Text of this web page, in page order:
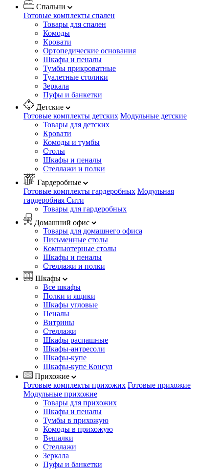
Спальни
Готовые комплекты спален
Товары для спален
Комоды
Кровати
Ортопедические основания
Шкафы и пеналы
Тумбы прикроватные
Туалетные столики
Зеркала
Пуфы и банкетки
Детские
Готовые комплекты детских Модульные детские
Товары для детских
Кровати
Комоды и тумбы
Столы
Шкафы и пеналы
Стеллажи и полки
Гардеробные
Готовые комплекты гардеробных Модульная
гардеробная Сити
Товары для гардеробных
Домашний офис
Товары для домашнего офиса
Письменные столы
Компьютерные столы
Шкафы и пеналы
Стеллажи и полки
Шкафы
Все шкафы
Полки и ящики
Шкафы угловые
Пеналы
Витрины
Стеллажи
Шкафы распашные
Шкафы-антресоли
Шкафы-купе
Шкафы-купе Консул
Прихожие
Готовые комплекты прихожих Готовые прихожие
Модульные прихожие
Товары для прихожих
Шкафы и пеналы
Тумбы в прихожую
Комоды в прихожую
Вешалки
Стеллажи
Зеркала
Пуфы и банкетки